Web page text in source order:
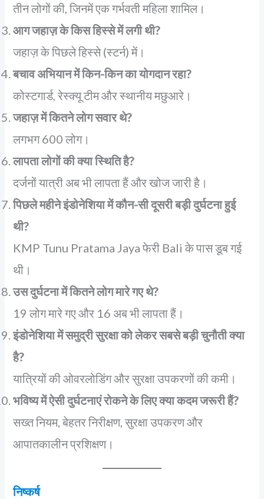
तीन लोगों की, जिनमें एक गर्भवती महिला शामिल।
आग जहाज़ के किस हिस्से में लगी थी?
जहाज़ के पिछले हिस्से (स्टर्न) में।
बचाव अभियान में किन-किन का योगदान रहा?
कोस्टगार्ड, रेस्क्यू टीम और स्थानीय मछुआरे।
जहाज़ में कितने लोग सवार थे?
लगभग 600 लोग।
लापता लोगों की क्या स्थिति है?
दर्जनों यात्री अब भी लापता हैं और खोज जारी है।
पिछले महीने इंडोनेशिया में कौन-सी दूसरी बड़ी दुर्घटना हुई
थी?
KMP Tunu Pratama Jaya फेरी Bali के पास डूब गई
थी।
उस दुर्घटना में कितने लोग मारे गए थे?
19 लोग मारे गए और 16 अब भी लापता हैं।
इंडोनेशिया में समुद्री सुरक्षा को लेकर सबसे बड़ी चुनौती क्या
है?
यात्रियों की ओवरलोडिंग और सुरक्षा उपकरणों की कमी।
भविष्य में ऐसी दुर्घटनाएं रोकने के लिए क्या कदम जरूरी हैं?
सख्त नियम, बेहतर निरीक्षण, सुरक्षा उपकरण और
आपातकालीन प्रशिक्षण।
निष्कर्ष